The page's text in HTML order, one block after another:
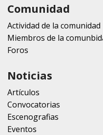
Comunidad
Actividad de la comunidad
Miembros de la
Foros
Noticias
Artículos
Convocatorias
Escenografias
Eventos